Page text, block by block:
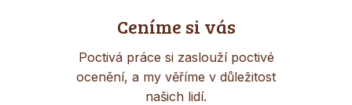
Ceníme si vás
Poctivá práce si zaslouží poctivé
ocenění, a my věříme v důležitost
našich lidí.